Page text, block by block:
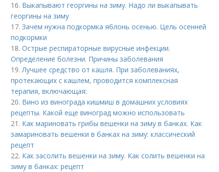
16. Выкапывают георгины на зиму. Надо ли выкапывать
георгины на зиму
17.Зачем нужна подкормка яблонь осенью. Цель осенней
подкормки
18.Острые респираторные вирусные инфекции.
Определение болезни. Причины заболевания
19.Лучшее средство от кашля. При заболеваниях,
протекающих с кашлем, проводится комплексная
терапия, включающая:
20. Вино из винограда кишмиш в домашних условиях
рецепты. Какой еще виноград можно использовать
21. Как мариновать грибы вешенки на зиму в банках. Как
замариновать вешенки в банках на зиму: классический
рецепт
22. Как засолить вешенки на зиму. Как солить вешенки на
зиму в банках: рецепт